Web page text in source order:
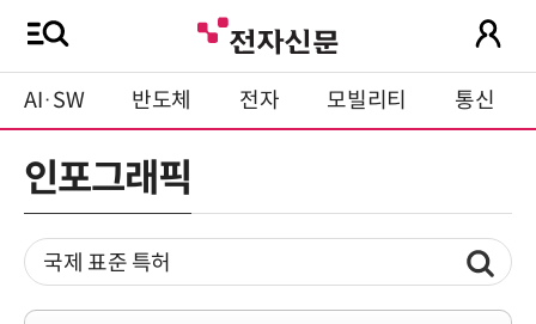
AI·SW 반도체 전자 모빌리티 통신
인포그래픽